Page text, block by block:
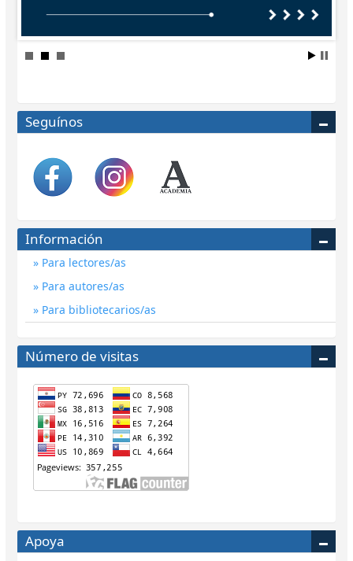
Seguínos
Información
Para lectores/as
Para autores/as
Para bibliotecarios/as
Número de visitas
Apoya